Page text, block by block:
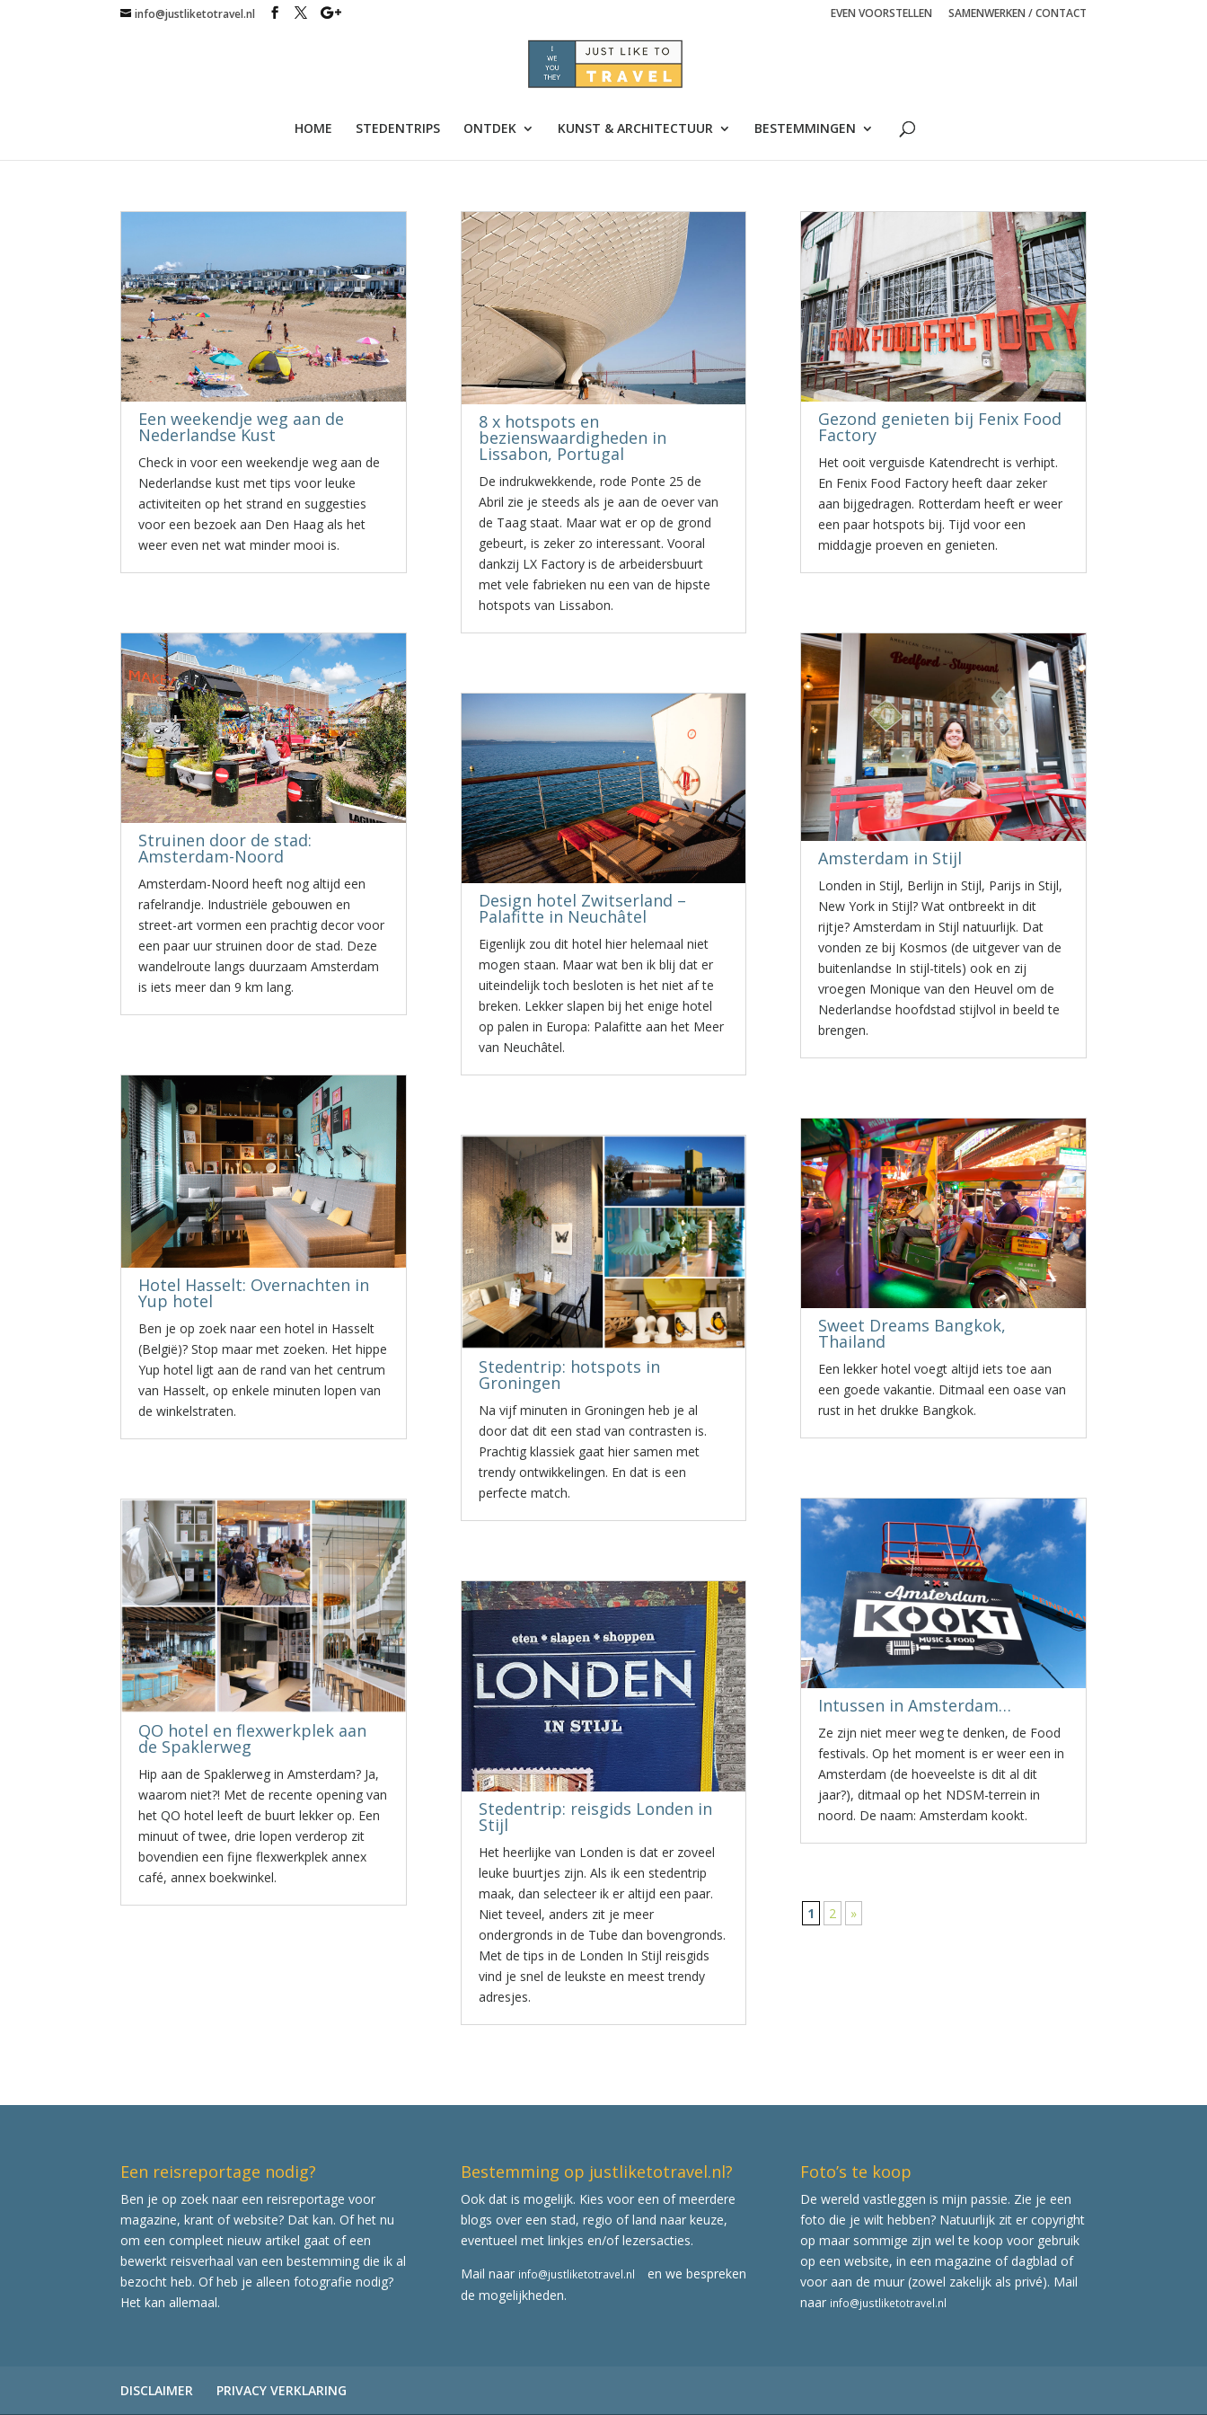
info@justliketotravel.nl EVEN VOORSTELLEN SAMENWERKEN / CONTACT
HOME STEDENTRIPS ONTDEK KUNST & ARCHITECTUUR BESTEMMINGEN
Een weekendje weg aan de
Nederlandse Kust
Check in voor een weekendje weg aan de
Nederlandse kust met tips voor leuke
activiteiten op het strand en suggesties
voor een bezoek aan Den Haag als het
weer even net wat minder mooi is.
Struinen door de stad:
Amsterdam-Noord
Amsterdam-Noord heeft nog altijd een
rafelrandje. Industriële gebouwen en
street-art vormen een prachtig decor voor
een paar uur struinen door de stad. Deze
wandelroute langs duurzaam Amsterdam
is iets meer dan 9 km lang.
Hotel Hasselt: Overnachten in
Yup hotel
Ben je op zoek naar een hotel in Hasselt
(België)? Stop maar met zoeken. Het hippe
Yup hotel ligt aan de rand van het centrum
van Hasselt, op enkele minuten lopen van
de winkelstraten.
QO hotel en flexwerkplek aan
de Spaklerweg
Hip aan de Spaklerweg in Amsterdam? Ja,
waarom niet?! Met de recente opening van
het QO hotel leeft de buurt lekker op. Een
minuut of twee, drie lopen verderop zit
bovendien een fijne flexwerkplek annex
café, annex boekwinkel.
8 x hotspots en
bezienswaardigheden in
Lissabon, Portugal
De indrukwekkende, rode Ponte 25 de
Abril zie je steeds als je aan de oever van
de Taag staat. Maar wat er op de grond
gebeurt, is zeker zo interessant. Vooral
dankzij LX Factory is de arbeidersbuurt
met vele fabrieken nu een van de hipste
hotspots van Lissabon.
Design hotel Zwitserland –
Palafitte in Neuchâtel
Eigenlijk zou dit hotel hier helemaal niet
mogen staan. Maar wat ben ik blij dat er
uiteindelijk toch besloten is het niet af te
breken. Lekker slapen bij het enige hotel
op palen in Europa: Palafitte aan het Meer
van Neuchâtel.
Stedentrip: hotspots in
Groningen
Na vijf minuten in Groningen heb je al
door dat dit een stad van contrasten is.
Prachtig klassiek gaat hier samen met
trendy ontwikkelingen. En dat is een
perfecte match.
Stedentrip: reisgids Londen in
Stijl
Het heerlijke van Londen is dat er zoveel
leuke buurtjes zijn. Als ik een stedentrip
maak, dan selecteer ik er altijd een paar.
Niet teveel, anders zit je meer
ondergronds in de Tube dan bovengronds.
Met de tips in de Londen In Stijl reisgids
vind je snel de leukste en meest trendy
adresjes.
Gezond genieten bij Fenix Food
Factory
Het ooit verguisde Katendrecht is verhipt.
En Fenix Food Factory heeft daar zeker
aan bijgedragen. Rotterdam heeft er weer
een paar hotspots bij. Tijd voor een
middagje proeven en genieten.
Amsterdam in Stijl
Londen in Stijl, Berlijn in Stijl, Parijs in Stijl,
New York in Stijl? Wat ontbreekt in dit
rijtje? Amsterdam in Stijl natuurlijk. Dat
vonden ze bij Kosmos (de uitgever van de
buitenlandse In stijl-titels) ook en zij
vroegen Monique van den Heuvel om de
Nederlandse hoofdstad stijlvol in beeld te
brengen.
Sweet Dreams Bangkok,
Thailand
Een lekker hotel voegt altijd iets toe aan
een goede vakantie. Ditmaal een oase van
rust in het drukke Bangkok.
Intussen in Amsterdam…
Ze zijn niet meer weg te denken, de Food
festivals. Op het moment is er weer een in
Amsterdam (de hoeveelste is dit al dit
jaar?), ditmaal op het NDSM-terrein in
noord. De naam: Amsterdam kookt.
1 2 »
Een reisreportage nodig?
Ben je op zoek naar een reisreportage voor
magazine, krant of website? Dat kan. Of het nu
om een compleet nieuw artikel gaat of een
bewerkt reisverhaal van een bestemming die ik al
bezocht heb. Of heb je alleen fotografie nodig?
Het kan allemaal.
Bestemming op justliketotravel.nl?
Ook dat is mogelijk. Kies voor een of meerdere
blogs over een stad, regio of land naar keuze,
eventueel met linkjes en/of lezersacties.
Mail naar info@justliketotravel.nl
en we bespreken
de mogelijkheden.
Foto’s te koop
De wereld vastleggen is mijn passie. Zie je een
foto die je wilt hebben? Natuurlijk zit er copyright
op maar sommige zijn wel te koop voor gebruik
op een website, in een magazine of dagblad of
voor aan de muur (zowel zakelijk als privé). Mail
naar info@justliketotravel.nl
DISCLAIMER PRIVACY VERKLARING